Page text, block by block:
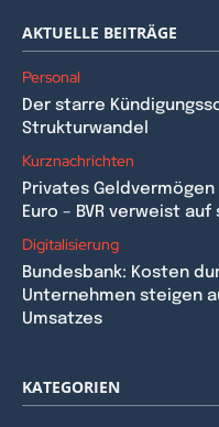
AKTUELLE BEITRÄGE
Personal
Der starre
Strukturwandel
Kurznachrichten
Privates
Euro – BVR verweist
Digitalisierung
Bundesbank: Kosten
Unternehmen steigen
Umsatzes
KATEGORIEN